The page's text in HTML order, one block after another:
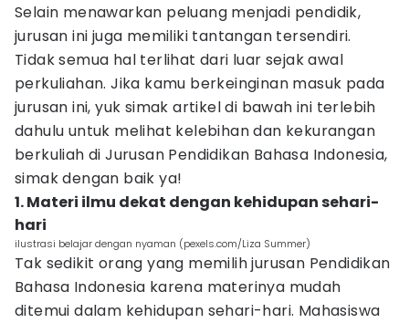
Selain menawarkan peluang menjadi pendidik,
jurusan ini juga memiliki tantangan tersendiri.
Tidak semua hal terlihat dari luar sejak awal
perkuliahan. Jika kamu berkeinginan masuk pada
jurusan ini, yuk simak artikel di bawah ini terlebih
dahulu untuk melihat kelebihan dan kekurangan
berkuliah di Jurusan Pendidikan Bahasa Indonesia,
simak dengan baik ya!
1. Materi ilmu dekat dengan kehidupan sehari-
hari
ilustrasi belajar dengan nyaman (pexels.com/Liza Summer)
Tak sedikit orang yang memilih jurusan Pendidikan
Bahasa Indonesia karena materinya mudah
ditemui dalam kehidupan sehari-hari. Mahasiswa